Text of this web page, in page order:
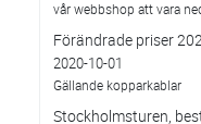
vår webbshop att vara
Förändrade priser
2020-10-01
Gällande kopparkablar
Stockholmsturen,